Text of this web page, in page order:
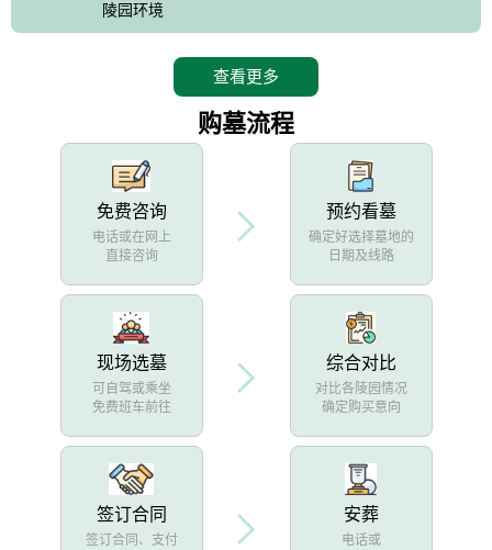
陵园环境
查看更多
购墓流程
免费咨询
电话或在网上
直接咨询
预约看墓
确定好选择墓地的
日期及线路
现场选墓
可自驾或乘坐
免费班车前往
综合对比
对比各陵园情况
确定购买意向
签订合同
签订合同、支付
安葬
电话或